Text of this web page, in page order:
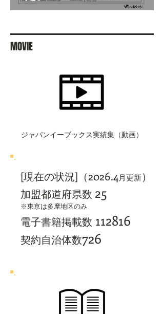
MOVIE
ジャパンイーブックス実績集（動画）
[現在の状況]（2026.4月更新）
加盟都道府県数 25
※東京は多摩地区のみ
電子書籍掲載数 112816
契約自治体数726